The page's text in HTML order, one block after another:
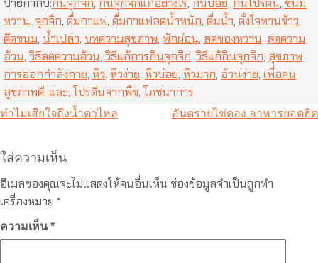
ป้ายกำกับ:กินจุกจิก, กินจุกจิกแก้อย่างไร, กินบ่อย, กินโปรตีน, ขนม
หวาน, จุกจิก, ดื่มกาแฟ, ดื่มกาแฟลดน้ำหนัก, ดื่มน้ำ, ตั้งใจทานข้าว,
ติดขนม, น้ำเปล่า, บทความสุขภาพ, พักผ่อน, ลดของหวาน, ลดความ
อ้วน, วิธีลดความอ้วน, วิธีแก้การกินจุกจิก, วิธีแก้กินจุกจิก, สุขภาพ
การออกกำลังกาย, หิว, หิวง่าย, หิวบ่อย, หิวมาก, อ้วนง่าย, เพื่อคน
สุขภาพดี, และ,โปรตีนจากพืช,โภชนาการ
แนะแนว
ทำไมเสียใจถึงน้ำตาไหล อันตรายไข่ดอง อาหารยอดฮิต
ใส่ความเห็น
อีเมลของคุณจะไม่แสดงให้คนอื่นเห็น ช่องข้อมูลจำเป็นถูกทำ
เครื่องหมาย *
ความเห็น*